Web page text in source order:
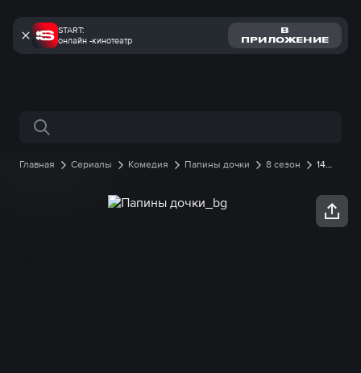
START:
онлайн -кинотеатр
В
ПРИЛОЖЕНИЕ
Поиск по сайту
Главная Сериалы Комедия Папины дочки 8 сезон
14